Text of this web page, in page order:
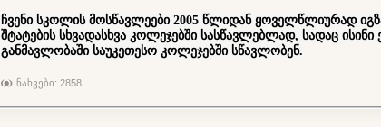
ჩვენი სკოლის მოსწავლეები 2005 წლიდან ყოველწლიურად
შტატების სხვადასხვა კოლეჯებში სასწავლებლად, სადაც
განმავლობაში საუკეთესო კოლეჯებში სწავლობენ.
ნახვები: 2858